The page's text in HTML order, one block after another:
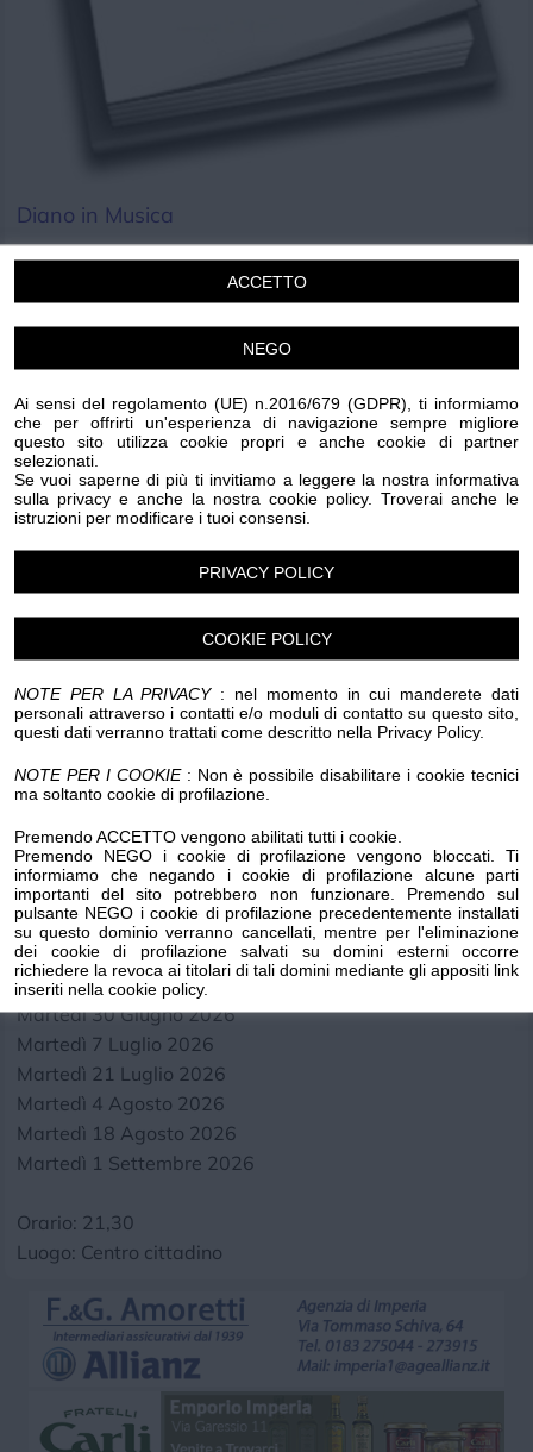
ACCETTO
NEGO
Ai sensi del regolamento (UE) n.2016/679 (GDPR), ti informiamo
che per offrirti un'esperienza di navigazione sempre migliore
questo sito utilizza cookie propri e anche cookie di partner
selezionati.
Se vuoi saperne di più ti invitiamo a leggere la nostra informativa
sulla privacy e anche la nostra cookie policy. Troverai anche le
istruzioni per modificare i tuoi consensi.
PRIVACY POLICY
COOKIE POLICY
NOTE PER LA PRIVACY: nel momento in cui manderete dati
personali attraverso i contatti e/o moduli di contatto su questo sito,
questi dati verranno trattati come descritto nella Privacy Policy.
NOTE PER I COOKIE: Non è possibile disabilitare i cookie tecnici
ma soltanto cookie di profilazione.
Premendo ACCETTO vengono abilitati tutti i cookie.
Premendo NEGO i cookie di profilazione vengono bloccati. Ti
informiamo che negando i cookie di profilazione alcune parti
importanti del sito potrebbero non funzionare. Premendo sul
pulsante NEGO i cookie di profilazione precedentemente installati
su questo dominio verranno cancellati, mentre per l'eliminazione
dei cookie di profilazione salvati su domini esterni occorre
richiedere la revoca ai titolari di tali domini mediante gli appositi link
inseriti nella cookie policy.
Diano in Musica
Martedi 21 Luglio 2026
Luogo dell'evento su Google Maps
Condividi:
Diano in Musica 2026
La musica dal vivo nel centro cittadino
Da fine giugno a inizio settembre, concerti musicali
dislocati in diverse zone del centro cittadino con band
che suonano contemporaneamente nell'isola pedonale
del centro cittadino.
Organizzazione a cura della Banda Musicale "Città di
Diano Marina".
Date:
Martedì 23 Giugno 2026
Martedì 30 Giugno 2026
Martedì 7 Luglio 2026
Martedì 21 Luglio 2026
Martedì 4 Agosto 2026
Martedì 18 Agosto 2026
Martedì 1 Settembre 2026
Orario: 21,30
Luogo: Centro cittadino